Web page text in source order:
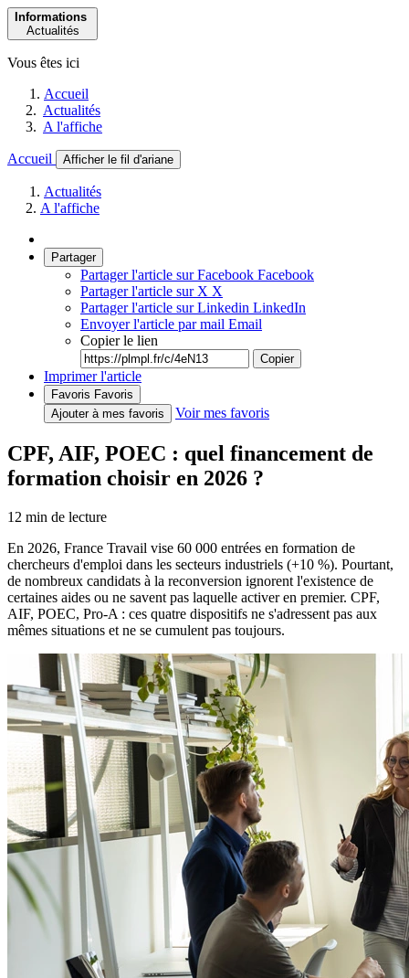
Informations
Actualités
Vous êtes ici
Accueil
Actualités
A l'affiche
Accueil Afficher le fil d'ariane
Actualités
A l'affiche
Partager
Partager l'article sur Facebook Facebook
Partager l'article sur X X
Partager l'article sur Linkedin LinkedIn
Envoyer l'article par mail Email
Copier le lien
Copier
Imprimer l'article
Favoris Favoris
Ajouter à mes favoris
Voir mes favoris
CPF, AIF, POEC : quel financement de
formation choisir en 2026 ?
12 min de lecture
En 2026, France Travail vise 60 000 entrées en formation de
chercheurs d'emploi dans les secteurs industriels (+10 %). Pourtant,
de nombreux candidats à la reconversion ignorent l'existence de
certaines aides ou ne savent pas laquelle activer en premier. CPF,
AIF, POEC, Pro-A : ces quatre dispositifs ne s'adressent pas aux
mêmes situations et ne se cumulent pas toujours.